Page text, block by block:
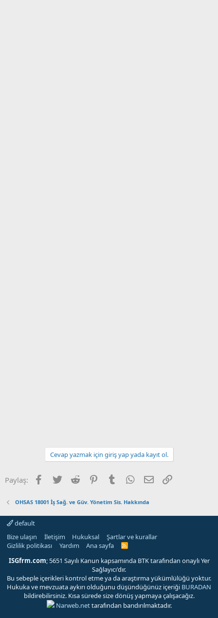
Cevap yazmak için giriş yap yada kayıt ol.
Paylaş: Facebook
Twitter Reddit PinterestTumblr WhatsApp
E-posta
OHSAS 18001 İş Sağ. ve Güv. Yönetim Sis. Hakkında
default
Bize ulaşın
İletişim Hukuksal
Şartlar ve kurallar
Gizlilik politikası
Yardım Ana sayfa
R
S
ISGfrm.com; 5651 Sayılı Kanun kapsamında BTK tarafından onaylı Yer
Sağlayıcı'dır.
Bu sebeple içerikleri kontrol etme ya da araştırma yükümlülüğü yoktur.
Hukuka ve mevzuata aykırı olduğunu düşündüğünüz içeriği BURADAN
bildirebilirsiniz. Kısa sürede size dönüş yapmaya çalışacağız.
Narweb.nettarafından barıdırılmaktadır.